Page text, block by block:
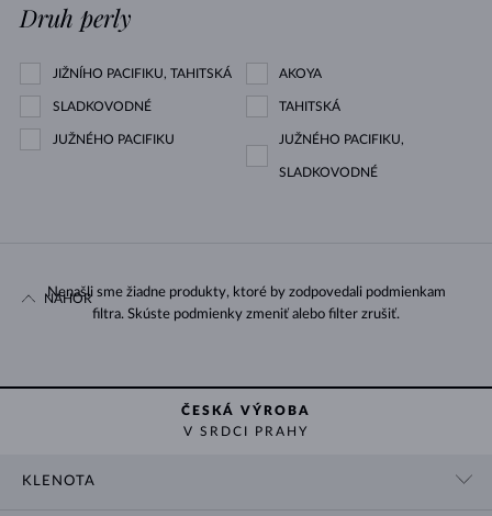
Druh perly
JIŽNÍHO PACIFIKU, TAHITSKÁ AKOYA
SLADKOVODNÉ TAHITSKÁ
JUŽNÉHO PACIFIKU JUŽNÉHO PACIFIKU,
SLADKOVODNÉ
Nenašli sme žiadne produkty, ktoré by zodpovedali podmienkam
filtra. Skúste podmienky zmeniť alebo filter zrušiť.
NAHOR
ČESKÁ VÝROBA
V SRDCI PRAHY
KLENOTA